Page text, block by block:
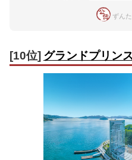
ずん
[10位] グランドプリン